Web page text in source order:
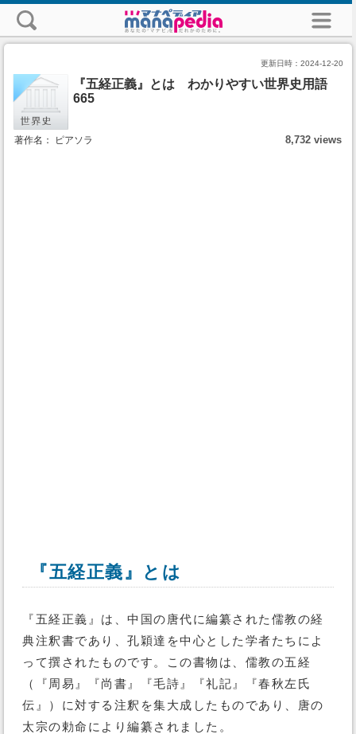
更新日時： 2024-12-20
『五経正義』とは わかりやすい世界史用語
665
著作名： ピアソラ 8,732 views
『五経正義』とは
『五経正義』は、中国の唐代に編纂された儒教の経
典注釈書であり、孔穎達を中心とした学者たちによ
って撰されたものです。この書物は、儒教の五経
（『周易』『尚書』『毛詩』『礼記』『春秋左氏
伝』）に対する注釈を集大成したものであり、唐の
太宗の勅命により編纂されました。